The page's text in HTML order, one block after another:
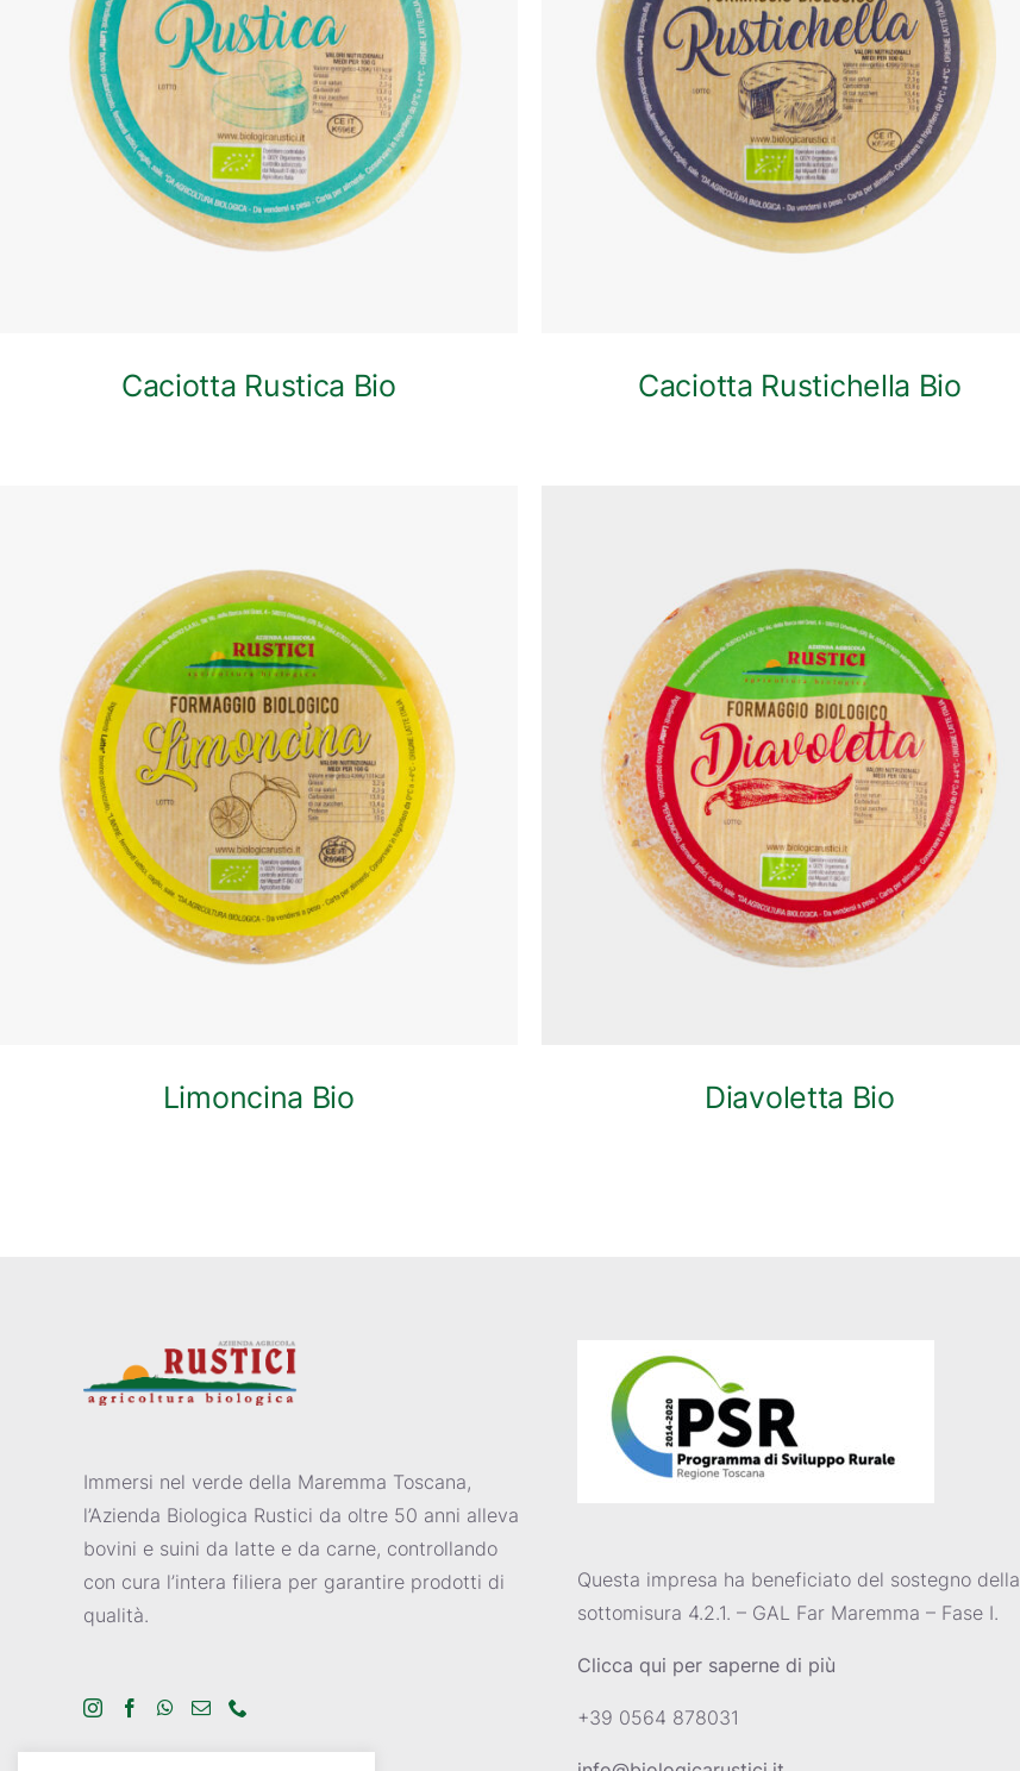
ANTEPRIMA RAPIDA
Caciotta Rustica Bio
ANTEPRIMA RAPIDA
Caciotta Rustichella Bio
ANTEPRIMA RAPIDA
Limoncina Bio
ANTEPRIMA RAPIDA
Diavoletta Bio
Immersi nel verde della Maremma Toscana,
l’Azienda Biologica Rustici da oltre 50 anni alleva
bovini e suini da latte e da carne, controllando
con cura l’intera filiera per garantire prodotti di
qualità.
Questa impresa ha beneficiato del sostegno della
sottomisura 4.2.1. – GAL Far Maremma – Fase I.
Clicca qui per saperne di più
+39 0564 878031